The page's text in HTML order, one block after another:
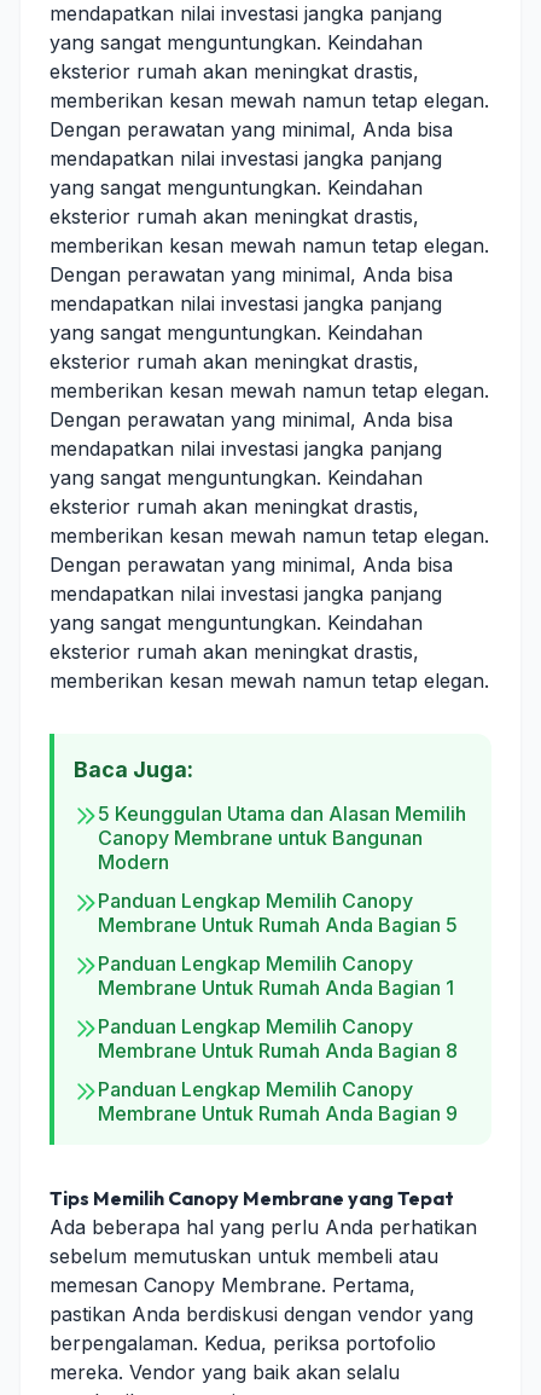
mendapatkan nilai investasi jangka panjang
yang sangat menguntungkan. Keindahan
eksterior rumah akan meningkat drastis,
memberikan kesan mewah namun tetap elegan.
Dengan perawatan yang minimal, Anda bisa
mendapatkan nilai investasi jangka panjang
yang sangat menguntungkan. Keindahan
eksterior rumah akan meningkat drastis,
memberikan kesan mewah namun tetap elegan.
Dengan perawatan yang minimal, Anda bisa
mendapatkan nilai investasi jangka panjang
yang sangat menguntungkan. Keindahan
eksterior rumah akan meningkat drastis,
memberikan kesan mewah namun tetap elegan.
Dengan perawatan yang minimal, Anda bisa
mendapatkan nilai investasi jangka panjang
yang sangat menguntungkan. Keindahan
eksterior rumah akan meningkat drastis,
memberikan kesan mewah namun tetap elegan.
Dengan perawatan yang minimal, Anda bisa
mendapatkan nilai investasi jangka panjang
yang sangat menguntungkan. Keindahan
eksterior rumah akan meningkat drastis,
memberikan kesan mewah namun tetap elegan.
Baca Juga:
5 Keunggulan Utama dan Alasan Memilih
Canopy Membrane untuk Bangunan
Modern
Panduan Lengkap Memilih Canopy
Membrane Untuk Rumah Anda Bagian 5
Panduan Lengkap Memilih Canopy
Membrane Untuk Rumah Anda Bagian 1
Panduan Lengkap Memilih Canopy
Membrane Untuk Rumah Anda Bagian 8
Panduan Lengkap Memilih Canopy
Membrane Untuk Rumah Anda Bagian 9
Tips Memilih Canopy Membrane yang Tepat
Ada beberapa hal yang perlu Anda perhatikan
sebelum memutuskan untuk membeli atau
memesan Canopy Membrane. Pertama,
pastikan Anda berdiskusi dengan vendor yang
berpengalaman. Kedua, periksa portofolio
mereka. Vendor yang baik akan selalu